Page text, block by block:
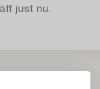
just nu.